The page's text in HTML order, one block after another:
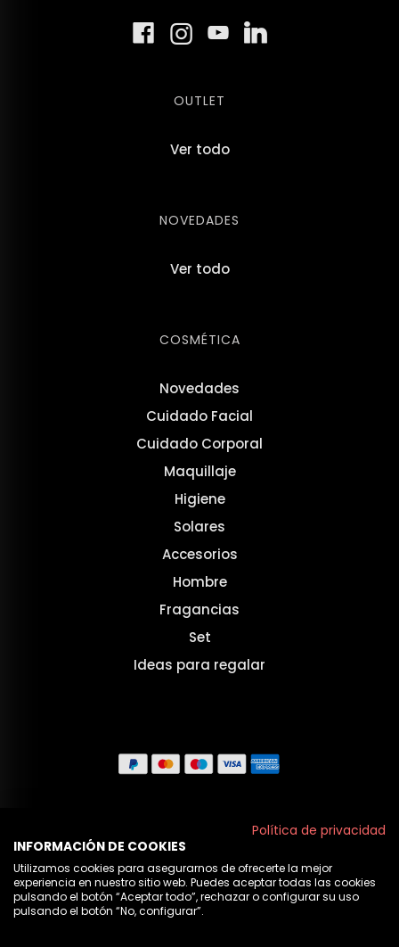
OUTLET
Ver todo
NOVEDADES
Ver todo
COSMÉTICA
Novedades
Cuidado Facial
Cuidado Corporal
Maquillaje
Higiene
Solares
Accesorios
Hombre
Fragancias
Set
Ideas para regalar
Política de cookies
Nosotros
Política de privacidad
INFORMACIÓN DE COOKIES
Utilizamos cookies para asegurarnos de ofrecerte la mejor
experiencia en nuestro sitio web. Puedes aceptar todas las cookies
pulsando el botón “Aceptar todo”, rechazar o configurar su uso
pulsando el botón “No, configurar”.